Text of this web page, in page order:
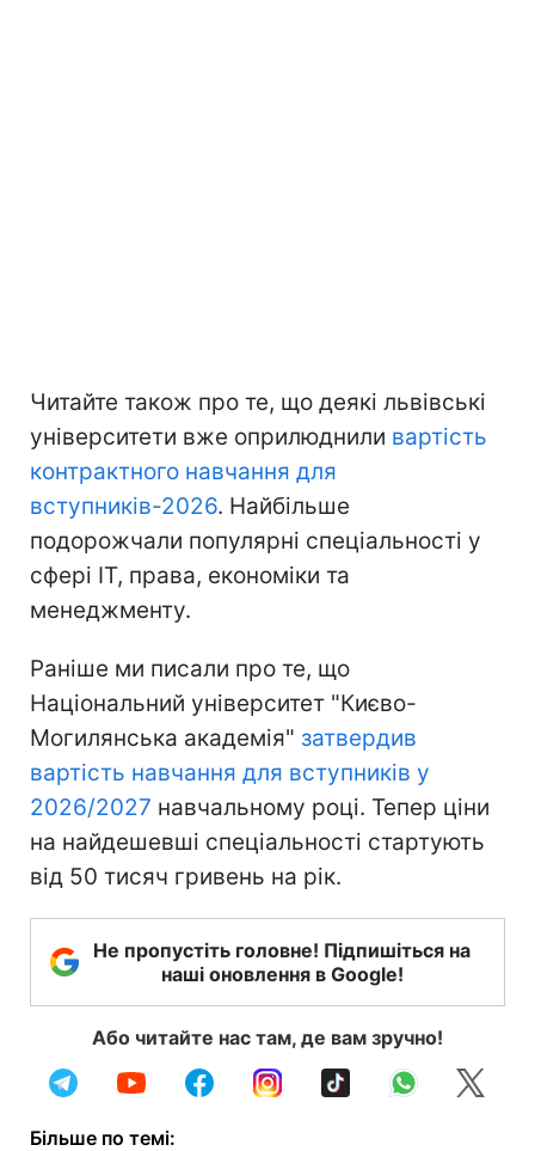
Читайте також про те, що деякі львівські
університети вже оприлюднили вартість
контрактного навчання для
вступників-2026. Найбільше
подорожчали популярні спеціальності у
сфері ІТ, права, економіки та
менеджменту.
Раніше ми писали про те, що
Національний університет "Києво-
Могилянська академія" затвердив
вартість навчання для вступників у
2026/2027 навчальному році. Тепер ціни
на найдешевші спеціальності стартують
від 50 тисяч гривень на рік.
Не пропустіть головне! Підпишіться на
наші оновлення в Google!
Або читайте нас там, де вам зручно!
Більше по темі: